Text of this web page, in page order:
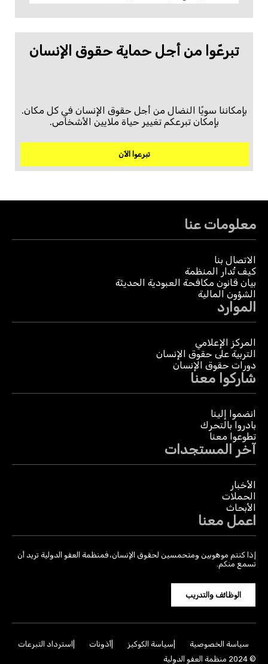
تبرعّوا من أجل حماية حقوق الإنسان
بإمكاننا سويًا النضال من أجل حقوق الإنسان في كل مكان.
بإمكان تبرعكم تغيير حياة ملايين الأشخاص.
تبرعوا الآن
معلومات عنا
الاتصال بنا
كيف تُدار المنظمة
بيان قانون مكافحة العبودية الحديثة
الشؤون المالية
الموارد
المركز الإعلامي
التربية على حقوق الإنسان
دورات حقوق الإنسان
شاركوا معنا
انضموا إلينا
بادروا بالتحرك
تطوعوا معنا
آخر المستجدات
الأخبار
الحملات
الأبحاث
اعمل معنا
إذا كنتم موهوبين ومتحمسين لحقوق الإنسان، فمنظمة العفو الدولية تريد أن
تسمع منكم.
الوظائف والتدريب
سياسة الخصوصية سياسة الكوكيز أذونات
استرداد التبرعات
© 2024 منظمة العفو الدولية